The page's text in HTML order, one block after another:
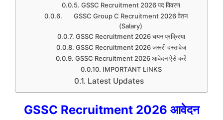
GSSC Recruitment 2026 पद विवरण
GSSC Group C Recruitment 2026 वेतन
(Salary)
GSSC Recruitment 2026 चयन प्रक्रिया
GSSC Recruitment 2026 जरूरी दस्तावेज
GSSC Recruitment 2026 आवेदन ऐसे करें
IMPORTANT LINKS
Latest Updates
GSSC Recruitment 2026 आवेदन